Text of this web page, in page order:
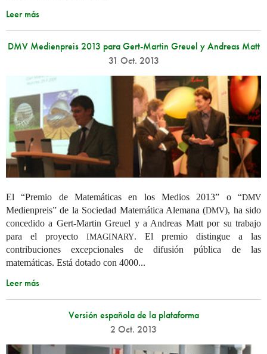
Leer más
DMV Medienpreis 2013 para Gert-Martin Greuel y Andreas Matt
31 Oct. 2013
El “Premio de Matemáticas en los Medios 2013” o “DMV
Medienpreis” de la Sociedad Matemática Alemana (DMV), ha sido
concedido a Gert-Martin Greuel y a Andreas Matt por su trabajo
para el proyecto IMAGINARY. El premio distingue a las
contribuciones excepcionales de difusión pública de las
matemáticas. Está dotado con 4000...
Leer más
Versión española de la plataforma
2 Oct. 2013